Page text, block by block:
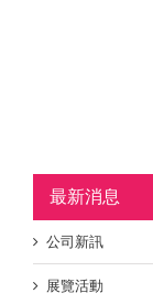
最新消息
公司新訊
展覽活動